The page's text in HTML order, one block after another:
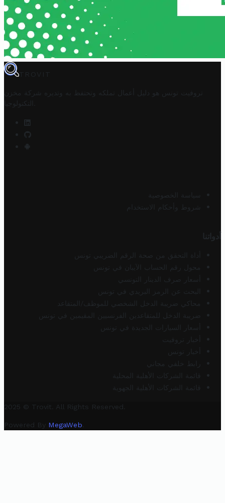
TROVIT
تروفيت تونس هو دليل أعمال تملكه وتحتفظ به وتديره
شركة مخزن
التكنولوجيا
سياسة الخصوصية
شروط وأحكام الاستخدام
أدواتنا
أداة التحقق من صحة الرقم الضريبي تونس
محول رقم الحساب الآيبان في تونس
أسعار صرف الدينار التونسي
البحث عن الرمز البريدي في تونس
محاكي ضريبة الدخل الشخصي للموظف/المتقاعد
ضريبة الدخل للمتقاعدين الفرنسيين المقيمين في تونس
أسعار السيارات الجديدة في تونس
أخبار تروفيت
أخبار تونس
رابط خلفي مجاني
قائمة الشركات الأهلية المحلية
قائمة الشركات الأهلية الجهوية
2025 © Trovit. All Rights Reserved.
Powered By MegaWeb